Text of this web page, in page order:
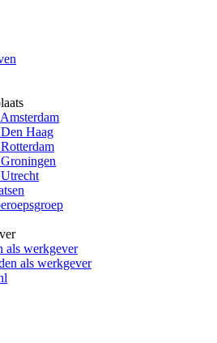
Haag
als werkgever
als werkgever